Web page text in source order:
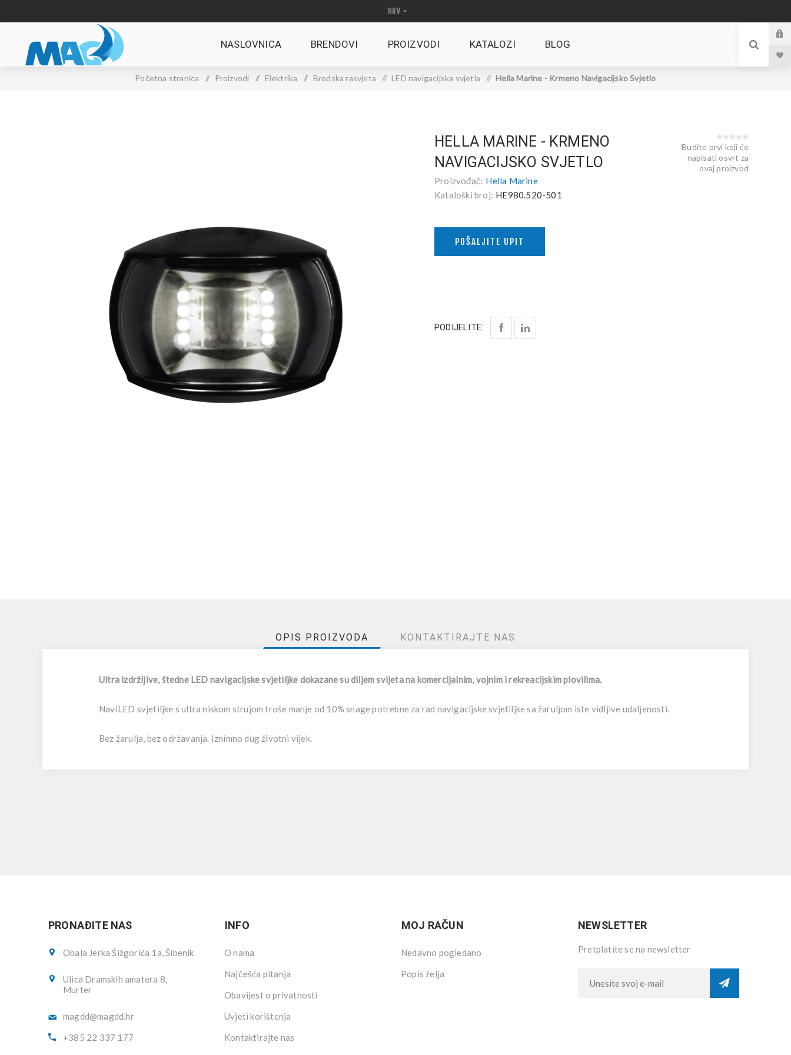
NASLOVNICA BRENDOVI PROIZVODI KATALOZI BLOG
Početna stranica / Proizvodi / Elektrika / Brodska rasvjeta / LED navigacijska svjetla / Hella Marine - Krmeno Navigacijsko Svjetlo
HELLA MARINE - KRMENO
NAVIGACIJSKO SVJETLO
Proizvođač: Hella Marine
Kataloški broj: HE980.520-501
Budite prvi koji će
napisati osvrt za
ovaj proizvod
POŠALJITE UPIT
PODIJELITE:
OPIS PROIZVODA KONTAKTIRAJTE NAS
Ultra izdržljive, štedne LED navigacijske svjetiljke dokazane su diljem svijeta na komercijalnim, vojnim i rekreacijskim plovilima.
NaviLED svjetiljke s ultra niskom strujom troše manje od 10% snage potrebne za rad navigacijske svjetiljke sa žaruljom iste vidljive udaljenosti.
Bez žarulja, bez održavanja. Iznimno dug životni vijek.
PRONAĐITE NAS
Obala Jerka Šižgorića 1a, Šibenik
Ulica Dramskih amatera 8,
Murter
magdd@magdd.hr
+385 22 337 177
INFO
O nama
Najčešća pitanja
Obavijest o privatnosti
Uvjeti korištenja
Kontaktirajte nas
MOJ RAČUN
Nedavno pogledano
Popis želja
NEWSLETTER
Pretplatite se na newsletter